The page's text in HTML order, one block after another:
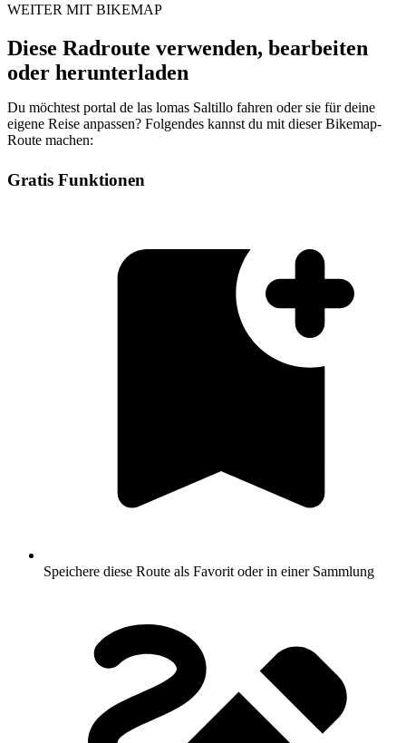
WEITER MIT BIKEMAP
Diese Radroute verwenden, bearbeiten
oder herunterladen
Du möchtest portal de las lomas Saltillo fahren oder sie für deine
eigene Reise anpassen? Folgendes kannst du mit dieser Bikemap-
Route machen:
Gratis Funktionen
Speichere diese Route als Favorit oder in einer Sammlung